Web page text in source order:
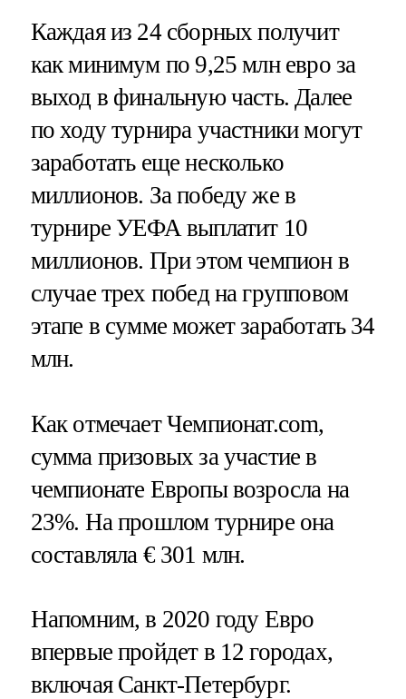
Каждая из 24 сборных получит
как минимум по 9,25 млн евро за
выход в финальную часть. Далее
по ходу турнира участники могут
заработать еще несколько
миллионов. За победу же в
турнире УЕФА выплатит 10
миллионов. При этом чемпион в
случае трех побед на групповом
этапе в сумме может заработать 34
млн.
Как отмечает Чемпионат.com,
сумма призовых за участие в
чемпионате Европы возросла на
23%. На прошлом турнире она
составляла € 301 млн.
Напомним, в 2020 году Евро
впервые пройдет в 12 городах,
включая Санкт-Петербург.